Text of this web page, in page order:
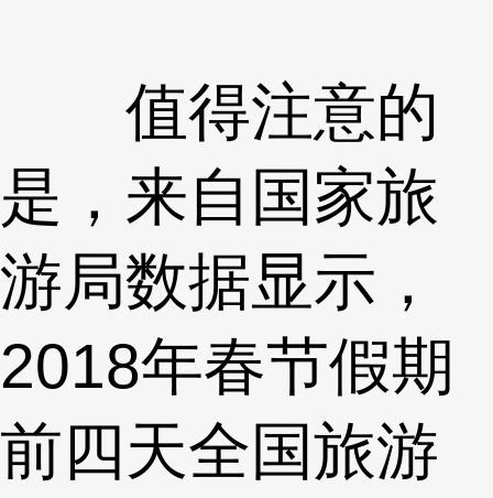
值得注意的
是，来自国家旅
游局数据显示，
2018年春节假期
前四天全国旅游